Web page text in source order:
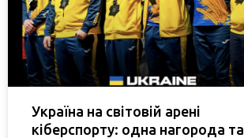
Україна на світовій арені
кіберспорту: одна нагорода та